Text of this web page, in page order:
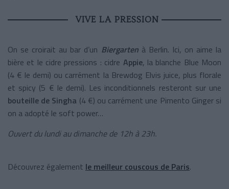
VIVE LA PRESSION
On se croirait au bar d’un Biergartenà Berlin. Ici, on aime la
bière et le cidre pressions : cidre Appie, la blanche Blue Moon
(4 € le demi) ou carrément la Brewdog Elvis juice, plus florale
et spicy (5 € le demi). Les inconditionnels resteront sur une
bouteille de Singha (4 €) ou carrément une Pimento Ginger si
on a adopté le soft power…
Ouvert du lundi au dimanche de 12h à 23h.
Découvrez également le meilleur couscous de Paris.